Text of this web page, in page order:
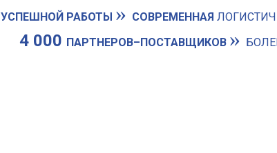
УСПЕШНОЙ РАБОТЫ » СОВРЕМЕННАЯ
4 000 ПАРТНЕРОВ–ПОСТАВЩИКОВ »